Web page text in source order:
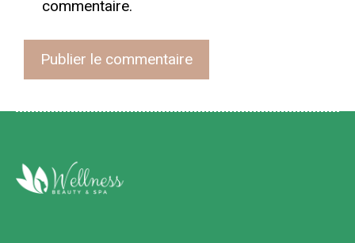
commentaire.